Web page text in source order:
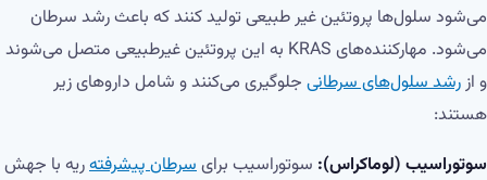
می‌شود سلول‌ها پروتئین غیر طبیعی تولید کنند که باعث رشد سرطان
می‌شود. مهارکننده‌های KRAS به این پروتئین غیرطبیعی متصل می‌شوند
و ازرشد سلول‌های سرطانی جلوگیری می‌کنند و شامل داروهای زیر
هستند:
سوتوراسیب (لوماکراس): سوتوراسیب برایسرطان پیشرفتهریه با جهش